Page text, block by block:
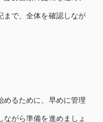
まで、全体を確認しなが
めるために、早めに管理
がら準備を進めましょ